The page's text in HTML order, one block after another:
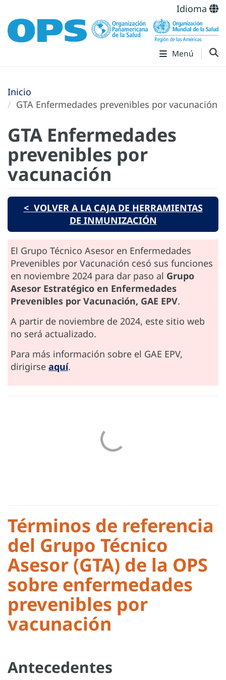
Idioma
Menú
Inicio
GTA Enfermedades prevenibles por vacunación
GTA Enfermedades
prevenibles por
vacunación
< VOLVER A LA CAJA DE HERRAMIENTAS
DE INMUNIZACIÓN
El Grupo Técnico Asesor en Enfermedades
Prevenibles por Vacunación cesó sus funciones
en noviembre 2024 para dar paso al Grupo
Asesor Estratégico en Enfermedades
Prevenibles por Vacunación, GAE EPV.
A partir de noviembre de 2024, este sitio web
no será actualizado.
Para más información sobre el GAE EPV,
dirigirse aquí.
Términos de referencia
del Grupo Técnico
Asesor (GTA) de la OPS
sobre enfermedades
prevenibles por
vacunación
Antecedentes